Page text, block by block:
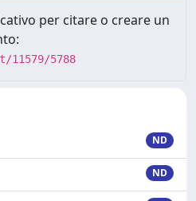
per citare o creare un
5788
ND
ND